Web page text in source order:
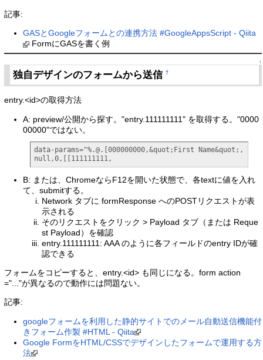
記事:
GASとGoogleフォームとの連携方法 #GoogleAppsScript - Qiita
FormにGASを書く例
↑
独自デザインのフォームから送信†
entry.<id>の取得方法
A: preview/公開から探す。"entry.111111111" を取得する。"0000
00000"ではない。
data-params="%.@.[000000000,&quot;First Name&quot;,
null,0,[[111111111,
B: または、ChromeならF12を開いた状態で、各textに値を入れ
て、submitする。
Network タブに formResponse へのPOSTリクエストが表
示される
そのリクエストをクリック > Payload タブ（または Reque
st Payload）を確認
entry.111111111: AAA のように各フィールドのentry IDが確
認できる
フォームをコピーすると、entry.<id> も同じになる。form action
="..."が異なるので動作には問題ない。
記事:
googleフォームを利用した静的サイトでのメール自動送信機能付
きフォーム作製 #HTML - Qiita
Google FormをHTML/CSSでデザインしたフォームで運用する方
法